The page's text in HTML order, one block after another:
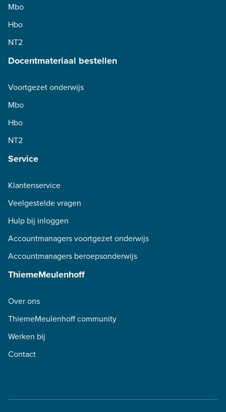
Mbo
Hbo
NT2
Docentmateriaal bestellen
Voortgezet onderwijs
Mbo
Hbo
NT2
Service
Klantenservice
Veelgestelde vragen
Hulp bij inloggen
Accountmanagers voortgezet onderwijs
Accountmanagers beroepsonderwijs
ThiemeMeulenhoff
Over ons
ThiemeMeulenhoff community
Werken bij
Contact